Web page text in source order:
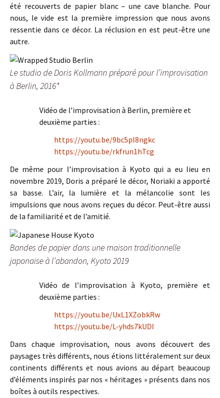
été recouverts de papier blanc – une cave blanche. Pour
nous, le vide est la première impression que nous avons
ressentie dans ce décor. La réclusion en est peut-être une
autre.
Le studio de Doris Kollmann préparé pour l’improvisation
à Berlin, 2016*
Vidéo de l’improvisation à Berlin, première et
deuxième parties :
https://youtu.be/9bc5pl8ngkc
https://youtu.be/rkfrun1hTcg
De même pour l’improvisation à Kyoto qui a eu lieu en
novembre 2019, Doris a préparé le décor, Noriaki a apporté
sa basse. L’air, la lumière et la mélancolie sont les
impulsions que nous avons reçues du décor. Peut-être aussi
de la familiarité et de l’amitié.
Bandes de papier dans une maison traditionnelle
japonaise à l’abandon, Kyoto 2019
Vidéo de l’improvisation à Kyoto, première et
deuxième parties :
https://youtu.be/UxL1XZobkRw
https://youtu.be/L-yhds7kUDI
Dans chaque improvisation, nous avons découvert des
paysages très différents, nous étions littéralement sur deux
continents différents et nous avions au départ beaucoup
d’éléments inspirés par nos « héritages » présents dans nos
boîtes à outils respectives.